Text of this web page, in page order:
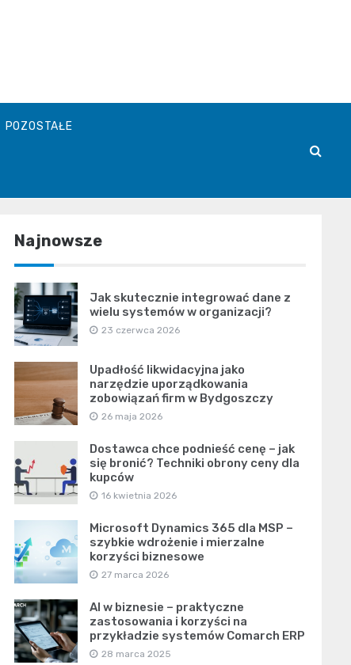
POZOSTAŁE
Najnowsze
Jak skutecznie integrować dane z
wielu systemów w organizacji?
23 czerwca 2026
Upadłość likwidacyjna jako
narzędzie uporządkowania
zobowiązań firm w Bydgoszczy
26 maja 2026
Dostawca chce podnieść cenę – jak
się bronić? Techniki obrony ceny dla
kupców
16 kwietnia 2026
Microsoft Dynamics 365 dla MSP –
szybkie wdrożenie i mierzalne
korzyści biznesowe
27 marca 2026
AI w biznesie – praktyczne
zastosowania i korzyści na
przykładzie systemów Comarch ERP
28 marca 2025